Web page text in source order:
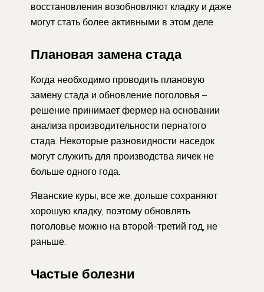
восстановления возобновляют кладку и даже
могут стать более активными в этом деле.
Плановая замена стада
Когда необходимо проводить плановую
замену стада и обновление поголовья –
решение принимает фермер на основании
анализа производительности пернатого
стада. Некоторые разновидности наседок
могут служить для производства яичек не
больше одного года.
Яванские куры, все же, дольше сохраняют
хорошую кладку, поэтому обновлять
поголовье можно на второй-третий год, не
раньше.
Частые болезни